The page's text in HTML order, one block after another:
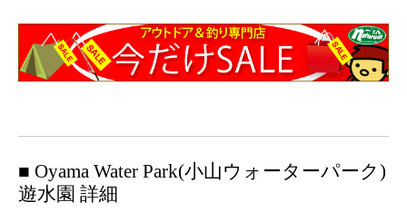
■ Oyama Water Park(小山ウォーターパーク)
遊水園 詳細